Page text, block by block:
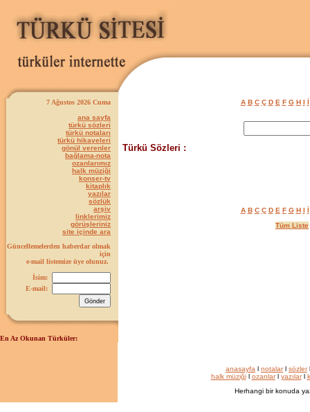
7 Ağustos 2026 Cuma
ana sayfa
türkü sözleri
türkü notaları
türkü hikayeleri
gönül verenler
bağlama-nota
ozanlarımız
halk müziği
konser-tv
kitaplık
yazılar
sözlük
arşiv
linklerimiz
görüşleriniz
site içinde ara
Güncellemelerden haberdar olmak
için
e-mail listemize üye olunuz.
İsim:
E-mail:
En Az Okunan Türküler:
A B C Ç D E F G H I İ
Türkü Sözleri :
A B C Ç D E F G H I İ
Tüm Liste
anasayfa l notalarl sözler
halk müziğil ozanlarl yazılarl
Herhangi bir konuda